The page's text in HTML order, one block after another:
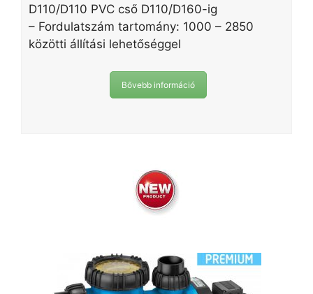
D110/D110 PVC cső D110/D160-ig
– Fordulatszám tartomány: 1000 – 2850
közötti állítási lehetőséggel
Bővebb információ